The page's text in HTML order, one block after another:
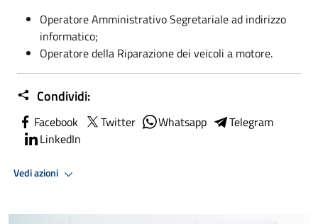
Operatore Amministrativo Segretariale ad indirizzo
informatico;
Operatore della Riparazione dei veicoli a motore.
Condividi:
Facebook Twitter Whatsapp
Telegram
LinkedIn
Vedi azioni